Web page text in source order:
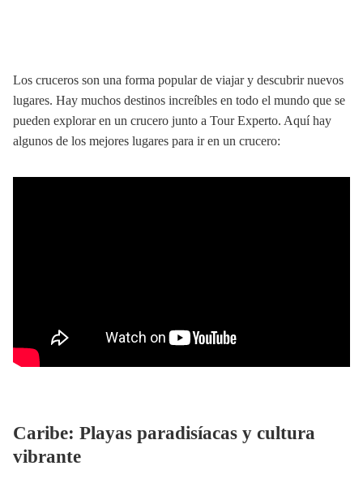
Los cruceros son una forma popular de viajar y descubrir nuevos
lugares. Hay muchos destinos increíbles en todo el mundo que se
pueden explorar en un crucero junto a Tour Experto. Aquí hay
algunos de los mejores lugares para ir en un crucero:
Caribe: Playas paradisíacas y cultura
vibrante